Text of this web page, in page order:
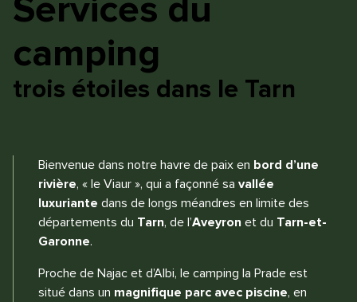
Services du
camping
trois étoiles dans le Tarn
Bienvenue dans notre havre de paix en bord d’une
rivière, « le Viaur », qui a façonné sa vallée
luxuriante dans de longs méandres en limite des
départements du Tarn, de l’Aveyron et du Tarn-et-
Garonne.
Proche de Najac et d’Albi, le camping la Prade est
situé dans un magnifique parc avec piscine, en